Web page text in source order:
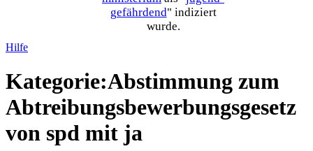
gefährdend" indiziert
wurde.
Hilfe
Kategorie:Abstimmung zum
Abtreibungsbewerbungsgesetz
von spd mit ja